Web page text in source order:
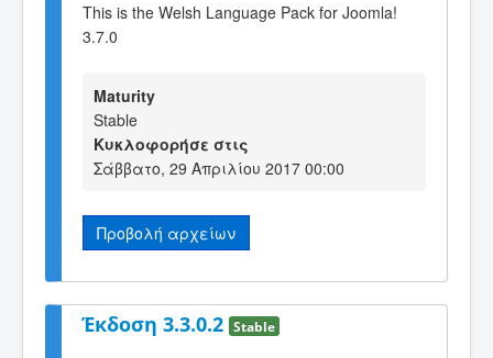
This is the Welsh Language Pack for Joomla!
3.7.0
Maturity
Stable
Κυκλοφορήσε στις
Σάββατο, 29 Απριλίου 2017 00:00
Προβολή αρχείων
Έκδοση 3.3.0.2 Stable